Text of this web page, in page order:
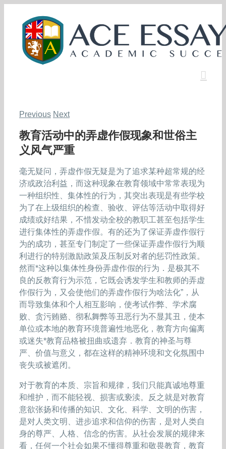
content
Previous Next
教育活动中的弄虚作假现象和世俗主
义风气严重
毫无疑问，弄虚作假无疑是为了追求某种超常规的经
济或政治利益，而这种现象在教育领域中常常表现为
一种组织性、集体性的行为，其突出表现是有些学校
为了在上级组织的检查、验收、评估等活动中取得好
成绩或好结果，不惜发动全校的教职工甚至包括学生
进行集体性的弄虚作假。有的还为了保证弄虚作假行
为的成功，甚至专门制定了一些保证弄虚作假行为顺
利进行的特别激励政策及压制反对者的惩罚性政策。
然而*这种以集体性身份弄虚作假的行为．是极其不
良的反教育行为示范，它既会诱发学生和教师的弄虚
作假行为，又会使他们的弄虚作假行为啥法化”，从
而导致集体和个人相互影响，使考试作弊、学术腐
败、贪污贿赂、彻私舞弊等丑恶行为不显其丑，使本
单位或本地的教育环境普遍性地恶化，教育方向偏离
或迷失*教育品格被扭曲或遗弃．教育的神圣与尊
严、价值与意义，都在这样的精神环境和文化氛围中
丧失或被遮闭。
对于教育的本质、宗旨和规律，我们只能真诚地尊重
和维护，而不能轻视、损害或亵渎。反之就是对教育
意欲张扬和传播的知识、文化、科学、文明的伤害，
是对人类文明、进步追求和信仰的伤害，是对人类自
身的尊严、人格、信念的伤害。从社会发展的规律来
看，任何一个社会如果不懂得尊重和敬畏教育，教育